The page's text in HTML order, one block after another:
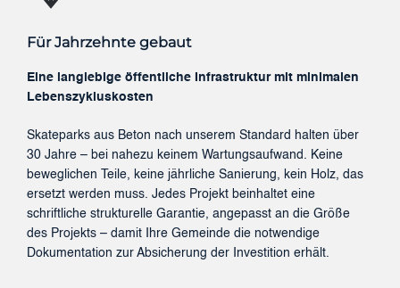
Für Jahrzehnte gebaut
Eine langlebige öffentliche Infrastruktur mit minimalen
Lebenszykluskosten
Skateparks aus Beton nach unserem Standard halten über
30 Jahre – bei nahezu keinem Wartungsaufwand. Keine
beweglichen Teile, keine jährliche Sanierung, kein Holz, das
ersetzt werden muss. Jedes Projekt beinhaltet eine
schriftliche strukturelle Garantie, angepasst an die Größe
des Projekts – damit Ihre Gemeinde die notwendige
Dokumentation zur Absicherung der Investition erhält.